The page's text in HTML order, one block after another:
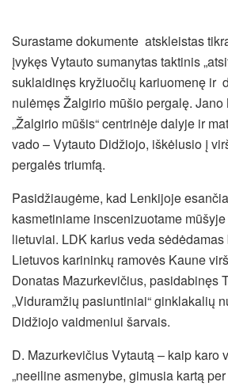
Surastame dokumente atskleistas
įvykęs Vytauto sumanytas taktinis
suklaidinęs kryžiuočių kariuomenę ir
nulėmęs Žalgirio mūšio pergalę.
„Žalgirio mūšis“ centrinėje dalyje ir
vado – Vytauto Didžiojo, iškėlusio į
pergalės triumfą.
Pasidžiaugėme, kad Lenkijoje
kasmetiniame inscenizuotame
lietuviai. LDK karius veda
Lietuvos karininkų ramovės Kaune
Donatas Mazurkevičius, pasidabinęs
„Viduramžių pasiuntiniai“ ginklakalių
Didžiojo vaidmeniui šarvais.
D. Mazurkevičius Vytautą – kaip karo
„neeiline asmenybe, gimusia kartą per